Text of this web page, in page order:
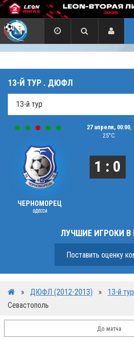
13-Й ТУР . ДЮФЛ
ЧЕРНОМОРЕЦ
ОДЕССА
27 апреля, 00:00,
25°C
1 : 0
ЛУЧШИЕ ИГРОКИ В
Поставить оценку
» ДЮФЛ (2012-2013) » 13-й тур
Севастополь
До матча